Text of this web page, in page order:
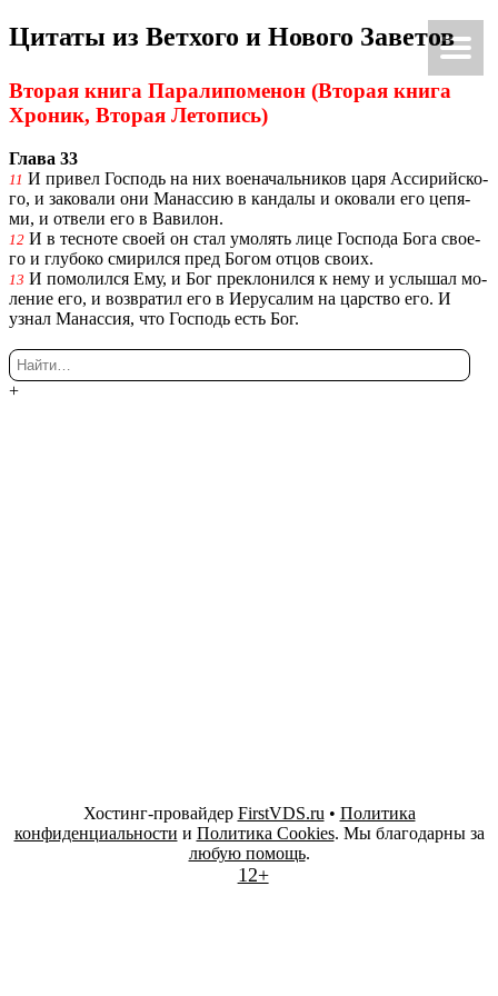
Ки́рие эле́йсон
Ци­та­ты из Вет­хо­го и Но­во­го За­ве­тов
Вто­рая книга Па­ра­ли­по­ме­нон (Вто­рая книга
Хро­ник, Вто­рая Ле­то­пись)
Глава 33
11 И при­вел Гос­подь на них во­е­на­чаль­ни­ков царя Ас­си­рий­ско­
го, и за­ко­ва­ли они Ма­нас­сию в кан­да­лы и око­ва­ли его це­пя­
ми, и от­ве­ли его в Ва­ви­лон.
12 И в тес­но­те своей он стал умо­лять лице Гос­по­да Бога сво­е­
го и глу­бо­ко сми­рил­ся пред Богом отцов своих.
13 И по­мо­лил­ся Ему, и Бог пре­кло­нил­ся к нему и услы­шал мо­
ле­ние его, и воз­вра­тил его в Иеру­са­лим на цар­ство его. И
узнал Ма­нас­сия, что Гос­подь есть Бог.
+
Хостинг-провайдер FirstVDS.ru • Политика
конфиденциальности и Политика Cookies. Мы благодарны за
любую помощь.
12+